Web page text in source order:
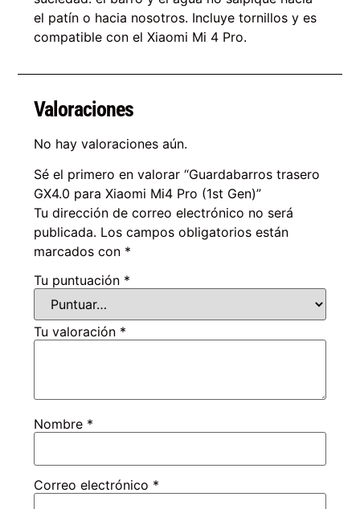
el patín o hacia nosotros. Incluye tornillos y es
compatible con el Xiaomi Mi 4 Pro.
Valoraciones
No hay valoraciones aún.
Sé el primero en valorar “Guardabarros trasero
GX4.0 para Xiaomi Mi4 Pro (1st Gen)”
Tu dirección de correo electrónico no será
publicada. Los campos obligatorios están
marcados con *
Tu puntuación *
Tu valoración *
Nombre *
Correo electrónico *